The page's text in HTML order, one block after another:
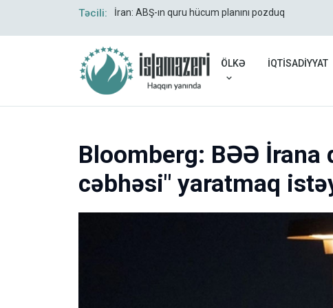
Təcili: İran: ABŞ-ın quru hücum planını pozduq
ÖLKƏ İQTİSADİYYAT
Bloomberg: BƏƏ İrana
cəbhəsi" yaratmaq